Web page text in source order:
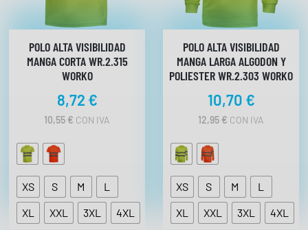
POLO ALTA VISIBILIDAD
MANGA CORTA WR.2.315
WORKO
8,72 €
10,55 € CON IVA
XS S M
L
XL
XXL 3XL 4XL
POLO ALTA VISIBILIDAD
MANGA LARGA ALGODON Y
POLIESTER WR.2.303 WORKO
10,70 €
12,95 € CON IVA
XS S M
L
XL
XXL 3XL 4XL